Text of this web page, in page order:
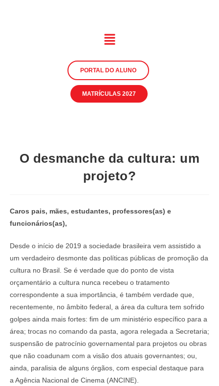
PORTAL DO ALUNO
MATRÍCULAS 2027
O desmanche da cultura: um
projeto?
Caros pais, mães, estudantes, professores(as) e
funcionários(as),
Desde o início de 2019 a sociedade brasileira vem assistido a
um verdadeiro desmonte das políticas públicas de promoção da
cultura no Brasil. Se é verdade que do ponto de vista
orçamentário a cultura nunca recebeu o tratamento
correspondente a sua importância, é também verdade que,
recentemente, no âmbito federal, a área da cultura tem sofrido
golpes ainda mais fortes: fim de um ministério específico para a
área; trocas no comando da pasta, agora relegada a Secretaria;
suspensão de patrocínio governamental para projetos ou obras
que não coadunam com a visão dos atuais governantes; ou,
ainda, paralisia de alguns órgãos, com especial destaque para
a Agência Nacional de Cinema (ANCINE).